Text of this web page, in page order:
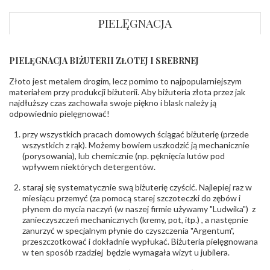
dół:
bok
DIAMENTY
Szlif:
Brylantowy okrągły
Liczba
diamentów
0.010 ct - 12 szt. ,0.030 ct - 12 szt.,0.600 ct - 1
Liczba
diamentów
(łącznie)
Masa
diamentów
(łącznie):
1.08 ct
Barwa F ,Minimum: G
Czystość:
Minimum: Si1
Producent
odpowiedzialny:
WĘC-Twój Jubiler S.C. Artur Węc, Małgorzata
Suchan, ul. Kurczaba 3, 30-868 Kraków; NIP:
679-25-92-107; sklep@wec.com.pl
Bezpieczeństwo
- rodzaj
ostrzeżenia:
Nie nadaje się dla dzieci w wieku poniżej 3 lat
,Elementy w wyrobie wykonane z białego złota
zawierają nikiel
PIELĘGNACJA
PIELĘGNACJA BIŻUTERII ZŁOTEJ I SREBRNEJ
Złoto jest metalem drogim, lecz pomimo to najpopularniejszym
materiałem przy produkcji biżuterii. Aby biżuteria złota przez jak
najdłuższy czas zachowała swoje piękno i blask należy ją
odpowiednio pielęgnować!
przy wszystkich pracach domowych ściągać biżuterię (przede
wszystkich z rąk). Możemy bowiem uszkodzić ją mechanicznie
(porysowania), lub chemicznie (np. pęknięcia lutów pod
wpływem niektórych detergentów.
staraj się systematycznie swą biżuterię czyścić. Najlepiej raz w
miesiącu przemyć (za pomocą starej szczoteczki do zębów i
płynem do mycia naczyń (w naszej firmie używamy "Ludwika") z
zanieczyszczeń mechanicznych (kremy, pot, itp.) , a następnie
zanurzyć w specjalnym płynie do czyszczenia "Argentum",
przeszczotkować i dokładnie wypłukać. Biżuteria pielęgnowana
w ten sposób rzadziej będzie wymagała wizyt u jubilera.